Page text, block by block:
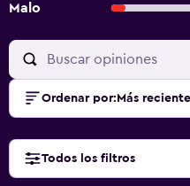
Malo
Ordenar por: Más
Todos los filtros